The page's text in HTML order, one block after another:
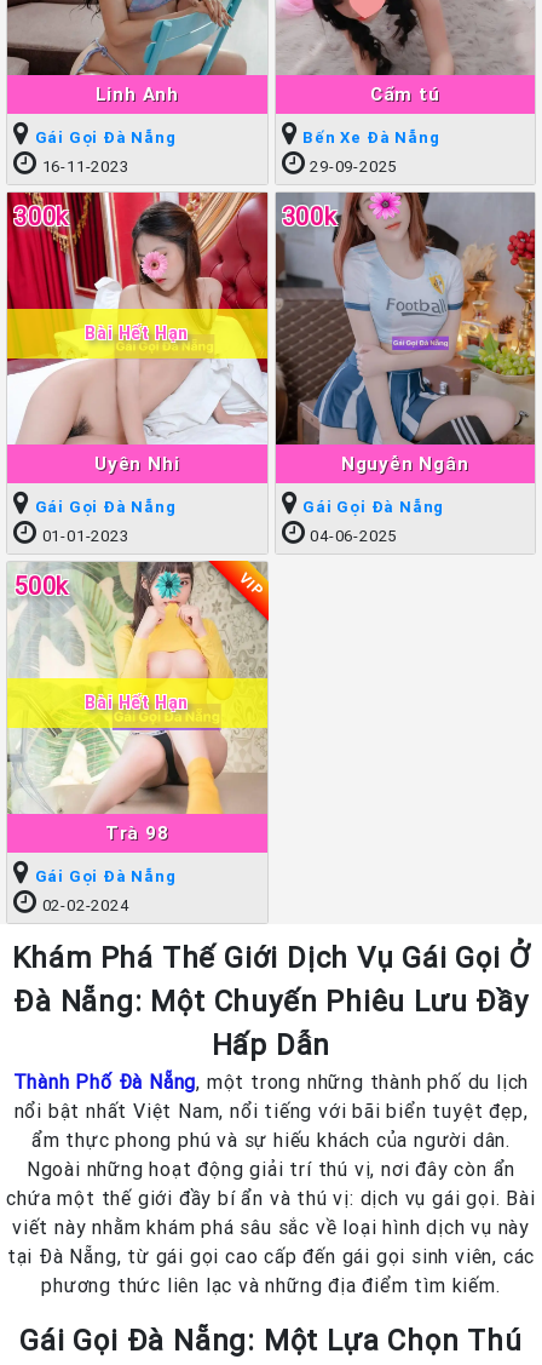
Linh Anh
Gái Gọi Đà Nẵng
16-11-2023
Cẩm tú
Bến Xe Đà Nẵng
29-09-2025
Uyên Nhi
300k
Bài Hết Hạn
Gái Gọi Đà Nẵng
01-01-2023
Nguyễn Ngân
300k
Gái Gọi Đà Nẵng
04-06-2025
Trà 98
500k VIP
Bài Hết Hạn
Gái Gọi Đà Nẵng
02-02-2024
Khám Phá Thế Giới Dịch Vụ Gái Gọi Ở
Đà Nẵng: Một Chuyến Phiêu Lưu Đầy
Hấp Dẫn
Thành Phố Đà Nẵng, một trong những thành phố du lịch
nổi bật nhất Việt Nam, nổi tiếng với bãi biển tuyệt đẹp,
ẩm thực phong phú và sự hiếu khách của người dân.
Ngoài những hoạt động giải trí thú vị, nơi đây còn ẩn
chứa một thế giới đầy bí ẩn và thú vị: dịch vụ gái gọi. Bài
viết này nhằm khám phá sâu sắc về loại hình dịch vụ này
tại Đà Nẵng, từ gái gọi cao cấp đến gái gọi sinh viên, các
phương thức liên lạc và những địa điểm tìm kiếm.
Gái Gọi Đà Nẵng: Một Lựa Chọn Thú